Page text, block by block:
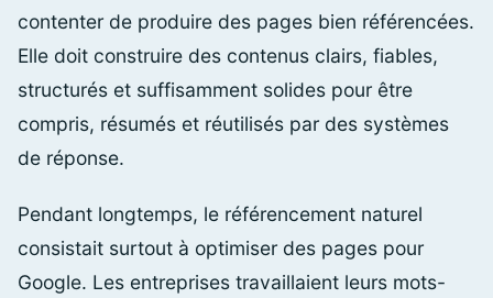
contenter de produire des pages bien référencées.
Elle doit construire des contenus clairs, fiables,
structurés et suffisamment solides pour être
compris, résumés et réutilisés par des systèmes
de réponse.
Pendant longtemps, le référencement naturel
consistait surtout à optimiser des pages pour
Google. Les entreprises travaillaient leurs mots-